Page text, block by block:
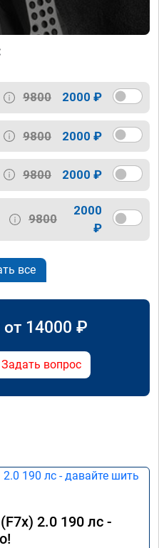
9800 2000 ₽
9800 2000 ₽
9800 2000 ₽
9800
2000
₽
все
14000 ₽
Задать вопрос
2.0 190 лс -